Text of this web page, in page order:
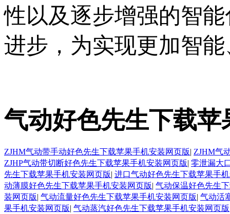
性以及逐步增强的智能
进步，为实现更加智能
气动好色先生下载
ZJHM气动带手动好色先生下载苹果手机安装网页版| ZJHM气
ZJHP气动带切断好色先生下载苹果手机安装网页版| 零泄漏大
先生下载苹果手机安装网页版| 进口气动好色先生下载苹果手
动薄膜好色先生下载苹果手机安装网页版| 气动保温好色先生
装网页版| 气动流量好色先生下载苹果手机安装网页版| 气动活
果手机安装网页版| 气动蒸汽好色先生下载苹果手机安装网页版